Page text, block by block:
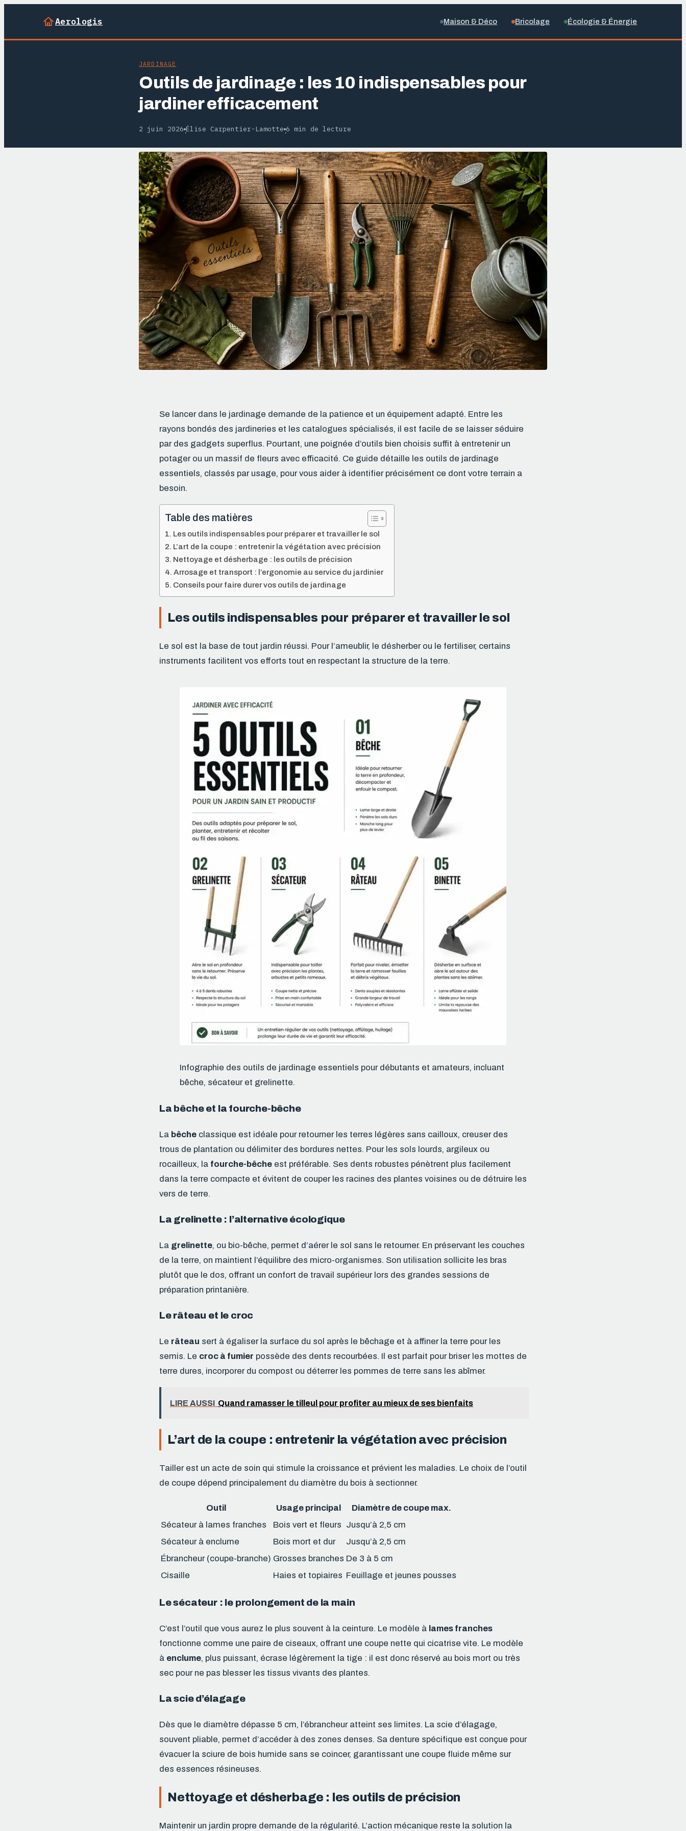
Aerologis Maison & Déco Bricolage Écologie & Énergie
JARDINAGE
Outils de jardinage : les 10 indispensables pour
jardiner efficacement
2 juin 2026·Élise Carpentier-Lamotte·6 min de lecture
Se lancer dans le jardinage demande de la patience et un équipement adapté. Entre les
rayons bondés des jardineries et les catalogues spécialisés, il est facile de se laisser séduire
par des gadgets superflus. Pourtant, une poignée d’outils bien choisis suffit à entretenir un
potager ou un massif de fleurs avec efficacité. Ce guide détaille les outils de jardinage
essentiels, classés par usage, pour vous aider à identifier précisément ce dont votre terrain a
besoin.
Table des matières
Les outils indispensables pour préparer et travailler le sol
L’art de la coupe : entretenir la végétation avec précision
Nettoyage et désherbage : les outils de précision
Arrosage et transport : l’ergonomie au service du jardinier
Conseils pour faire durer vos outils de jardinage
Les outils indispensables pour préparer et travailler le sol
Le sol est la base de tout jardin réussi. Pour l’ameublir, le désherber ou le fertiliser, certains
instruments facilitent vos efforts tout en respectant la structure de la terre.
Infographie des outils de jardinage essentiels pour débutants et amateurs, incluant
bêche, sécateur et grelinette.
La bêche et la fourche-bêche
La bêche classique est idéale pour retourner les terres légères sans cailloux, creuser des
trous de plantation ou délimiter des bordures nettes. Pour les sols lourds, argileux ou
rocailleux, la fourche-bêche est préférable. Ses dents robustes pénètrent plus facilement
dans la terre compacte et évitent de couper les racines des plantes voisines ou de détruire les
vers de terre.
La grelinette : l’alternative écologique
La grelinette, ou bio-bêche, permet d’aérer le sol sans le retourner. En préservant les couches
de la terre, on maintient l’équilibre des micro-organismes. Son utilisation sollicite les bras
plutôt que le dos, offrant un confort de travail supérieur lors des grandes sessions de
préparation printanière.
Le râteau et le croc
Le râteau sert à égaliser la surface du sol après le bêchage et à affiner la terre pour les
semis. Le croc à fumier possède des dents recourbées. Il est parfait pour briser les mottes de
terre dures, incorporer du compost ou déterrer les pommes de terre sans les abîmer.
LIRE AUSSI Quand ramasser le tilleul pour profiter au mieux de ses bienfaits
L’art de la coupe : entretenir la végétation avec précision
Tailler est un acte de soin qui stimule la croissance et prévient les maladies. Le choix de l’outil
de coupe dépend principalement du diamètre du bois à sectionner.
Outil Usage principal
Diamètre de coupe max.
Sécateur à lames franches
Bois vert et fleurs Jusqu’à 2,5 cm
Sécateur à enclume
Bois mort et dur
Jusqu’à 2,5 cm
Ébrancheur (coupe-branche) Grosses branches De 3 à 5 cm
Cisaille
Haies et topiaires Feuillage et jeunes pousses
Le sécateur : le prolongement de la main
C’est l’outil que vous aurez le plus souvent à la ceinture. Le modèle à lames franches
fonctionne comme une paire de ciseaux, offrant une coupe nette qui cicatrise vite. Le modèle
à enclume, plus puissant, écrase légèrement la tige : il est donc réservé au bois mort ou très
sec pour ne pas blesser les tissus vivants des plantes.
La scie d’élagage
Dès que le diamètre dépasse 5 cm, l’ébrancheur atteint ses limites. La scie d’élagage,
souvent pliable, permet d’accéder à des zones denses. Sa denture spécifique est conçue pour
évacuer la sciure de bois humide sans se coincer, garantissant une coupe fluide même sur
des essences résineuses.
Nettoyage et désherbage : les outils de précision
Maintenir un jardin propre demande de la régularité. L’action mécanique reste la solution la